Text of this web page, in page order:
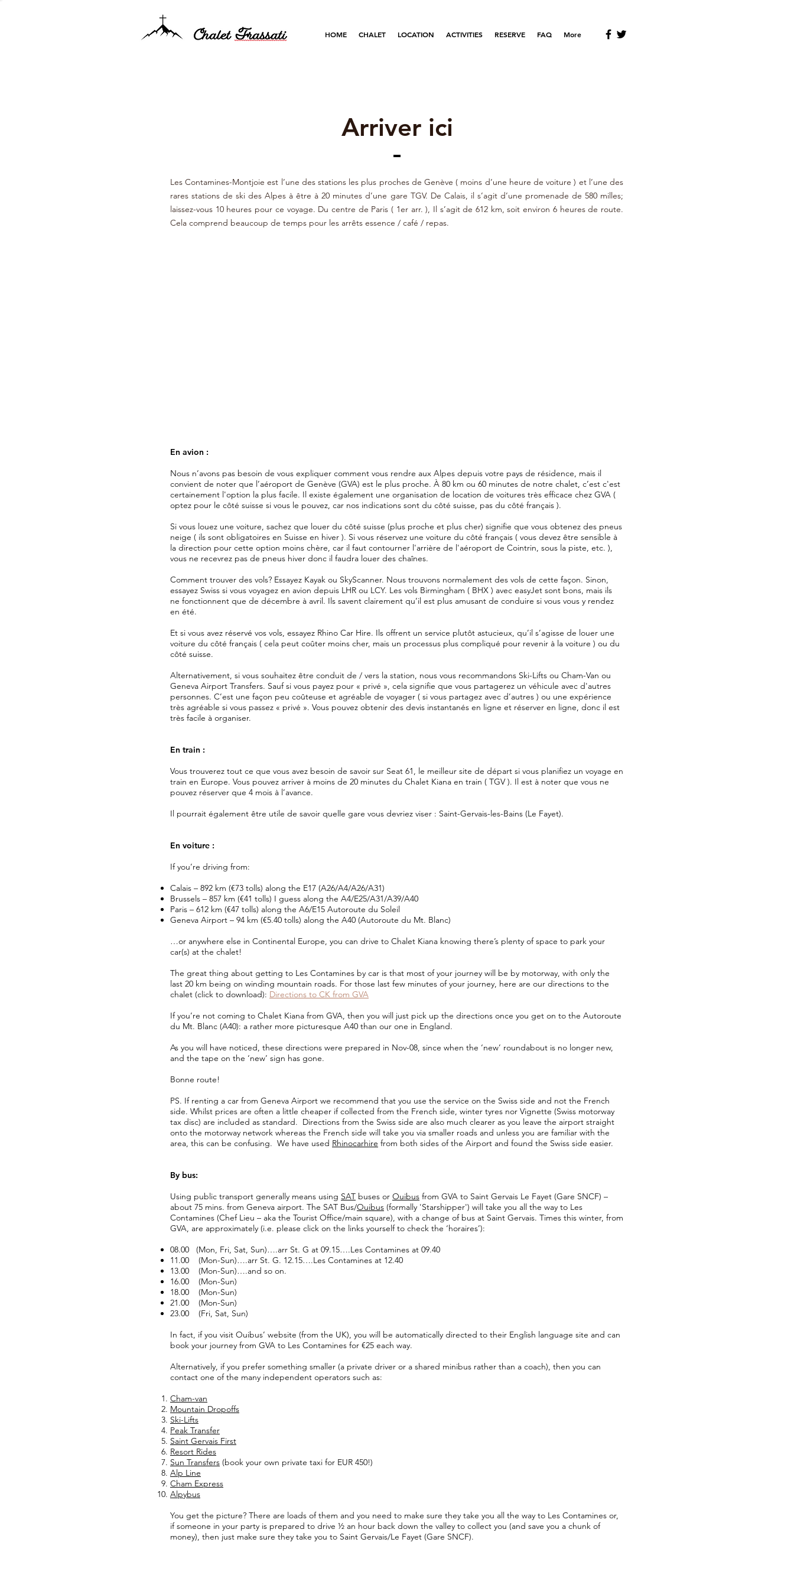
HOME CHALET LOCATION ACTIVITIES RESERVE FAQ More
Arriver ici
Les Contamines-Montjoie est l’une des stations les plus proches de Genève ( moins d’une heure de voiture ) et l’une des
rares stations de ski des Alpes à être à 20 minutes d’une gare TGV. De Calais, il s’agit d’une promenade de 580 milles;
laissez-vous 10 heures pour ce voyage. Du centre de Paris ( 1er arr. ), Il s’agit de 612 km, soit environ 6 heures de route.
Cela comprend beaucoup de temps pour les arrêts essence / café / repas.
En avion :
Nous n’avons pas besoin de vous expliquer comment vous rendre aux Alpes depuis votre pays de résidence, mais il
convient de noter que l’aéroport de Genève (GVA) est le plus proche. À 80 km ou 60 minutes de notre chalet, c’est c'est
certainement l'option la plus facile. Il existe également une organisation de location de voitures très efficace chez GVA (
optez pour le côté suisse si vous le pouvez, car nos indications sont du côté suisse, pas du côté français ).
Si vous louez une voiture, sachez que louer du côté suisse (plus proche et plus cher) signifie que vous obtenez des pneus
neige ( ils sont obligatoires en Suisse en hiver ). Si vous réservez une voiture du côté français ( vous devez être sensible à
la direction pour cette option moins chère, car il faut contourner l'arrière de l'aéroport de Cointrin, sous la piste, etc. ),
vous ne recevrez pas de pneus hiver donc il faudra louer des chaînes.
Comment trouver des vols? Essayez Kayak ou SkyScanner. Nous trouvons normalement des vols de cette façon. Sinon,
essayez Swiss si vous voyagez en avion depuis LHR ou LCY. Les vols Birmingham ( BHX ) avec easyJet sont bons, mais ils
ne fonctionnent que de décembre à avril. Ils savent clairement qu’il est plus amusant de conduire si vous vous y rendez
en été.
Et si vous avez réservé vos vols, essayez Rhino Car Hire. Ils offrent un service plutôt astucieux, qu’il s’agisse de louer une
voiture du côté français ( cela peut coûter moins cher, mais un processus plus compliqué pour revenir à la voiture ) ou du
côté suisse.
Alternativement, si vous souhaitez être conduit de / vers la station, nous vous recommandons Ski-Lifts ou Cham-Van ou
Geneva Airport Transfers. Sauf si vous payez pour « privé », cela signifie que vous partagerez un véhicule avec d'autres
personnes. C’est une façon peu coûteuse et agréable de voyager ( si vous partagez avec d’autres ) ou une expérience
très agréable si vous passez « privé ». Vous pouvez obtenir des devis instantanés en ligne et réserver en ligne, donc il est
très facile à organiser.
En train :
Vous trouverez tout ce que vous avez besoin de savoir sur Seat 61, le meilleur site de départ si vous planifiez un voyage en
train en Europe. Vous pouvez arriver à moins de 20 minutes du Chalet Kiana en train ( TGV ). Il est à noter que vous ne
pouvez réserver que 4 mois à l’avance.
Il pourrait également être utile de savoir quelle gare vous devriez viser : Saint-Gervais-les-Bains (Le Fayet).
En voiture :
If you’re driving from:
Calais – 892 km (€73 tolls) along the E17 (A26/A4/A26/A31)
Brussels – 857 km (€41 tolls) I guess along the A4/E25/A31/A39/A40
Paris – 612 km (€47 tolls) along the A6/E15 Autoroute du Soleil
Geneva Airport – 94 km (€5.40 tolls) along the A40 (Autoroute du Mt. Blanc)
…or anywhere else in Continental Europe, you can drive to Chalet Kiana knowing there’s plenty of space to park your
car(s) at the chalet!
The great thing about getting to Les Contamines by car is that most of your journey will be by motorway, with only the
last 20 km being on winding mountain roads. For those last few minutes of your journey, here are our directions to the
chalet (click to download): Directions to CK from GVA
If you’re not coming to Chalet Kiana from GVA, then you will just pick up the directions once you get on to the Autoroute
du Mt. Blanc (A40): a rather more picturesque A40 than our one in England.
As you will have noticed, these directions were prepared in Nov-08, since when the ‘new’ roundabout is no longer new,
and the tape on the ‘new’ sign has gone.
Bonne route!
PS. If renting a car from Geneva Airport we recommend that you use the service on the Swiss side and not the French
side. Whilst prices are often a little cheaper if collected from the French side, winter tyres nor Vignette (Swiss motorway
tax disc) are included as standard. Directions from the Swiss side are also much clearer as you leave the airport straight
onto the motorway network whereas the French side will take you via smaller roads and unless you are familiar with the
area, this can be confusing. We have used Rhinocarhire from both sides of the Airport and found the Swiss side easier.
By bus:
Using public transport generally means using SAT buses or Ouibus from GVA to Saint Gervais Le Fayet (Gare SNCF) –
about 75 mins. from Geneva airport. The SAT Bus/Ouibus (formally 'Starshipper') will take you all the way to Les
Contamines (Chef Lieu – aka the Tourist Office/main square), with a change of bus at Saint Gervais. Times this winter, from
GVA, are approximately (i.e. please click on the links yourself to check the ‘horaires’):
08.00 (Mon, Fri, Sat, Sun)….arr St. G at 09.15….Les Contamines at 09.40
11.00 (Mon-Sun)….arr St. G. 12.15….Les Contamines at 12.40
13.00 (Mon-Sun)….and so on.
16.00 (Mon-Sun)
18.00 (Mon-Sun)
21.00 (Mon-Sun)
23.00 (Fri, Sat, Sun)
In fact, if you visit Ouibus’ website (from the UK), you will be automatically directed to their English language site and can
book your journey from GVA to Les Contamines for €25 each way.
Alternatively, if you prefer something smaller (a private driver or a shared minibus rather than a coach), then you can
contact one of the many independent operators such as:
Cham-van
Mountain Dropoffs
Ski-Lifts
Peak Transfer
Saint Gervais First
Resort Rides
Sun Transfers (book your own private taxi for EUR 450!)
Alp Line
Cham Express
Alpybus
You get the picture? There are loads of them and you need to make sure they take you all the way to Les Contamines or,
if someone in your party is prepared to drive ½ an hour back down the valley to collect you (and save you a chunk of
money), then just make sure they take you to Saint Gervais/Le Fayet (Gare SNCF).